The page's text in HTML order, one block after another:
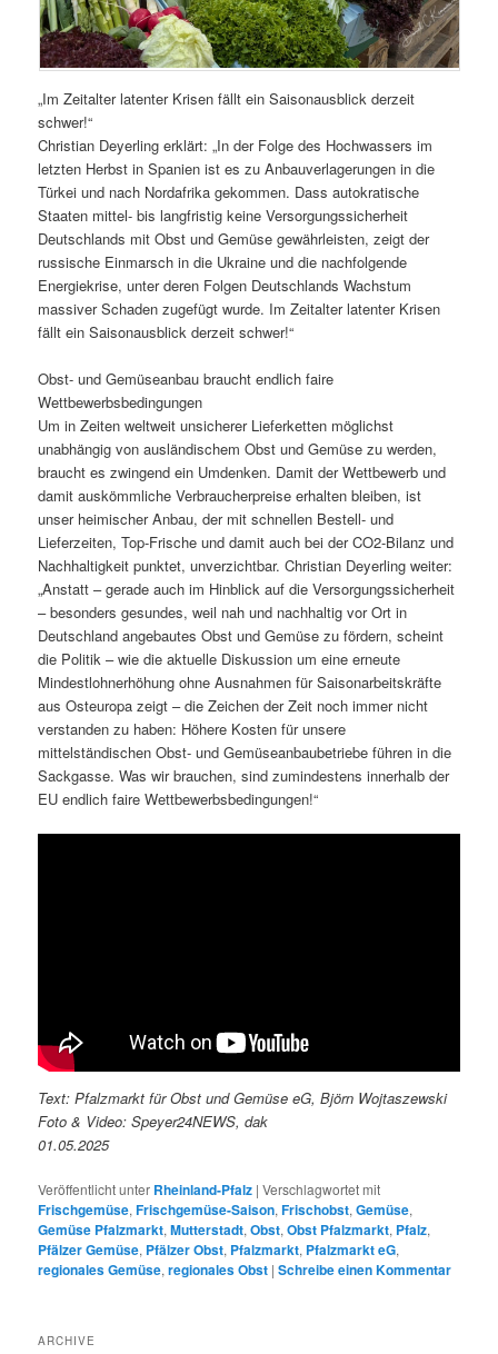
„Im Zeitalter latenter Krisen fällt ein Saisonausblick derzeit
schwer!“
Christian Deyerling erklärt: „In der Folge des Hochwassers im
letzten Herbst in Spanien ist es zu Anbauverlagerungen in die
Türkei und nach Nordafrika gekommen. Dass autokratische
Staaten mittel- bis langfristig keine Versorgungssicherheit
Deutschlands mit Obst und Gemüse gewährleisten, zeigt der
russische Einmarsch in die Ukraine und die nachfolgende
Energiekrise, unter deren Folgen Deutschlands Wachstum
massiver Schaden zugefügt wurde. Im Zeitalter latenter Krisen
fällt ein Saisonausblick derzeit schwer!“
Obst- und Gemüseanbau braucht endlich faire
Wettbewerbsbedingungen
Um in Zeiten weltweit unsicherer Lieferketten möglichst
unabhängig von ausländischem Obst und Gemüse zu werden,
braucht es zwingend ein Umdenken. Damit der Wettbewerb und
damit auskömmliche Verbraucherpreise erhalten bleiben, ist
unser heimischer Anbau, der mit schnellen Bestell- und
Lieferzeiten, Top-Frische und damit auch bei der CO2-Bilanz und
Nachhaltigkeit punktet, unverzichtbar. Christian Deyerling weiter:
„Anstatt – gerade auch im Hinblick auf die Versorgungssicherheit
– besonders gesundes, weil nah und nachhaltig vor Ort in
Deutschland angebautes Obst und Gemüse zu fördern, scheint
die Politik – wie die aktuelle Diskussion um eine erneute
Mindestlohnerhöhung ohne Ausnahmen für Saisonarbeitskräfte
aus Osteuropa zeigt – die Zeichen der Zeit noch immer nicht
verstanden zu haben: Höhere Kosten für unsere
mittelständischen Obst- und Gemüseanbaubetriebe führen in die
Sackgasse. Was wir brauchen, sind zumindestens innerhalb der
EU endlich faire Wettbewerbsbedingungen!“
Text: Pfalzmarkt für Obst und Gemüse eG, Björn Wojtaszewski
Foto & Video: Speyer24NEWS, dak
01.05.2025
Veröffentlicht unter Rheinland-Pfalz |Verschlagwortet mit
Frischgemüse,Frischgemüse-Saison,Frischobst,Gemüse,
Gemüse Pfalzmarkt,Mutterstadt,Obst,Obst Pfalzmarkt, Pfalz,
Pfälzer Gemüse, Pfälzer Obst, Pfalzmarkt, Pfalzmarkt eG,
regionales Gemüse,regionales Obst |Schreibe einen Kommentar
ARCHIVE